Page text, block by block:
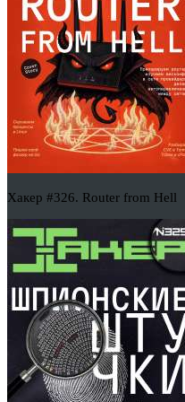
Хакер #326. Router from Hell